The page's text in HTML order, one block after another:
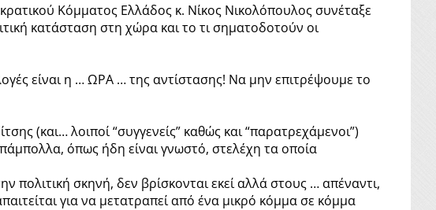
Κόμματος Ελλάδος κ. Νίκος Νικολόπουλος συνέταξε
κατάσταση στη χώρα και το τι σηματοδοτούν οι
είναι η … ΩΡΑ … της αντίστασης! Να μην επιτρέψουμε το
(και… λοιποί “συγγενείς” καθώς και “παρατρεχάμενοι”)
όπως ήδη είναι γνωστό, στελέχη τα οποία
πολιτική σκηνή, δεν βρίσκονται εκεί αλλά στους … απέναντι,
για να μετατραπεί από ένα μικρό κόμμα σε κόμμα